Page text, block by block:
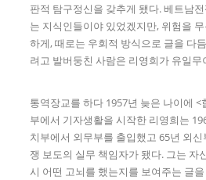
판적 탐구정신을 갖추게 됐다. 베트남
는 지식인들이야 있었겠지만, 위험을
하게, 때로는 우회적 방식으로 글을 다
려고 발버둥친 사람은 리영희가 유일무
통역장교를 하다 1957년 늦은 나이에
부에서 기자생활을 시작한 리영희는
치부에서 외무부를 출입했고 65년 외
쟁 보도의 실무 책임자가 됐다. 그는 자
시 어떤 고뇌를 했는지를 보여주는 글